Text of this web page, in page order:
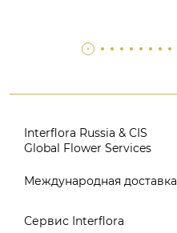
Interflora Russia & CIS
Global Flower Services
Версия для печати
Поиск
Международная доставка
Россия
Сервис Interflora